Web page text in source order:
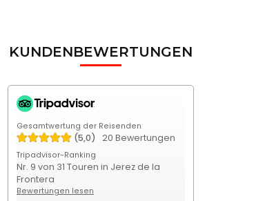
KUNDENBEWERTUNGEN
Gesamtwertung der Reisenden
(5,0) 20 Bewertungen
Tripadvisor-Ranking
Nr. 9 von 31 Touren in Jerez de la
Frontera
Bewertungen lesen